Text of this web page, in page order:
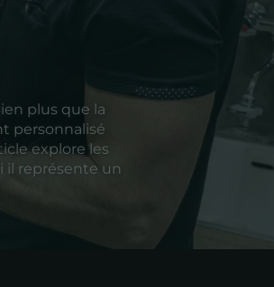
plus que la
personnalisé
explore les
il représente un